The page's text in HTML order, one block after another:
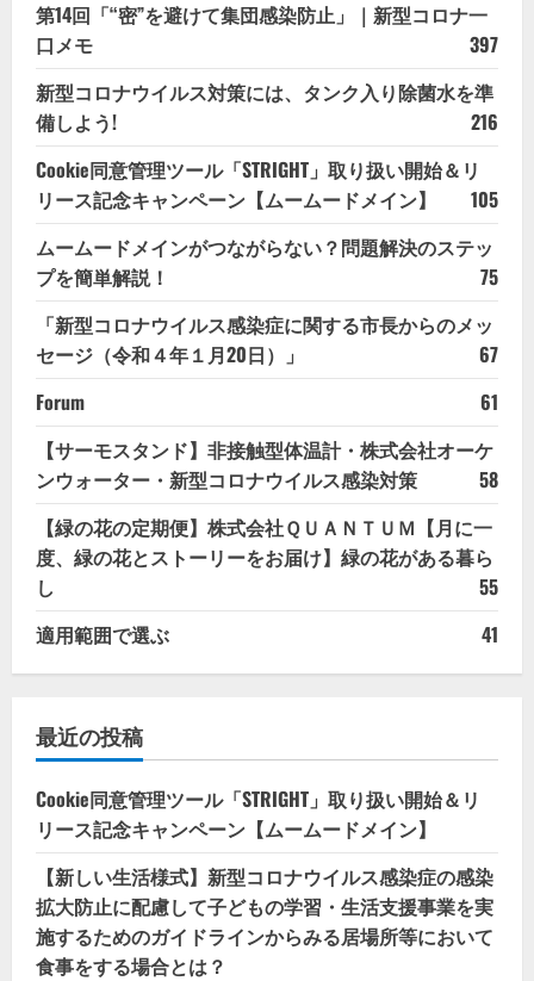
第14回「“密”を避けて集団感染防止」｜新型コロナ一
口メモ
397
新型コロナウイルス対策には、タンク入り除菌水を準
備しよう!
216
Cookie同意管理ツール「STRIGHT」取り扱い開始＆リ
リース記念キャンペーン【ムームードメイン】
105
ムームードメインがつながらない？問題解決のステッ
プを簡単解説！
75
「新型コロナウイルス感染症に関する市長からのメッ
セージ（令和４年１月20日）」
67
Forum
61
【サーモスタンド】非接触型体温計・株式会社オーケ
ンウォーター・新型コロナウイルス感染対策
58
【緑の花の定期便】株式会社ＱＵＡＮＴＵＭ【月に一
度、緑の花とストーリーをお届け】緑の花がある暮ら
し
55
適用範囲で選ぶ
41
最近の投稿
Cookie同意管理ツール「STRIGHT」取り扱い開始＆リ
リース記念キャンペーン【ムームードメイン】
【新しい生活様式】新型コロナウイルス感染症の感染
拡大防止に配慮して子どもの学習・生活支援事業を実
施するためのガイドラインからみる居場所等において
食事をする場合とは？